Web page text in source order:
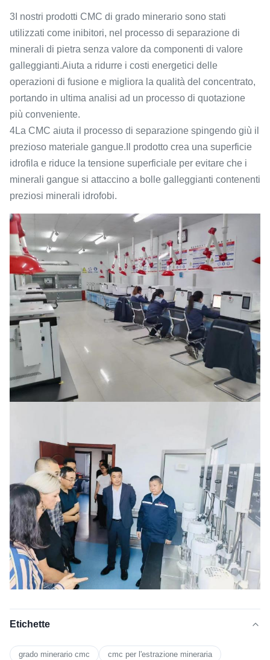
3I nostri prodotti CMC di grado minerario sono stati
utilizzati come inibitori, nel processo di separazione di
minerali di pietra senza valore da componenti di valore
galleggianti.Aiuta a ridurre i costi energetici delle
operazioni di fusione e migliora la qualità del concentrato,
portando in ultima analisi ad un processo di quotazione
più conveniente.
4La CMC aiuta il processo di separazione spingendo giù il
prezioso materiale gangue.Il prodotto crea una superficie
idrofila e riduce la tensione superficiale per evitare che i
minerali gangue si attaccino a bolle galleggianti contenenti
preziosi minerali idrofobi.
Etichette
grado minerario cmc
cmc per l'estrazione mineraria